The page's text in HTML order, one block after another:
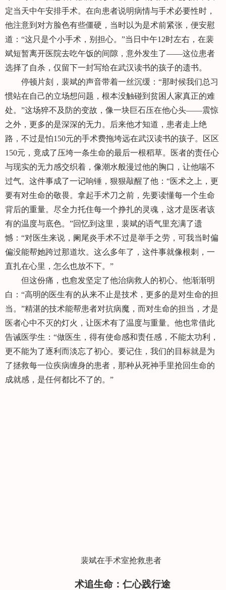
定当天中午安排手术。在向患者说明病情与手术必要性时，
他注意到对方脸色有些僵硬，当时以为是术前紧张，便安慰
道：“这只是个小手术，别担心。”当日中午12时左右，在裴
斌短暂离开医院去吃午饭的间隙，意外发生了——这位患者
选择了自杀，仅留下一封写给在武汉读书的孩子的遗书。
停顿片刻，裴斌的声音带着一丝沉缓：“那时候我们总习
惯站在自己的立场想问题，根本没触碰到贫困人家真正的难
处。”这场猝不及防的变故，像一块巨石压在他心头——震惊
之外，更多的是深深的无力。后来他才知道，患者走上绝
路，不过是怕150元的手术费拖垮远在武汉读书的孩子。区区
150元，竟成了压垮一条生命的最后一根稻草。医者的责任心
与现实的无力感交织着，像潮水般漫过他的胸口，让他喘不
过气。这件事成了一记响锤，狠狠敲醒了他：“医术之上，更
要有对生命的敬畏。拿起手术刀之前，先要读懂每一个生命
背后的重量。尽全力托住每一个挣扎的灵魂，这才是医者该
有的温度与底色。”回忆到这里，裴斌的语气里充满了遗
憾：“对医生来说，阑尾炎手术不过是举手之劳，可我当时偏
偏没能帮她跨过那道坎。这么多年了，这件事就像根刺，一
直扎在心里，怎么也放不下。”
但这份痛，也愈发坚定了他治病救人的初心。他渐渐明
白：“高明的医生有的从来不止是技术，更多的是对生命的担
当。”精湛的技术能帮患者对抗病魔，而对生命的担当，才是
医者心中不灭的灯火，让医术有了温度与重量。他也常借此
告诫医学生：“做医生，得有使命感和责任感，不能太功利，
更不能为了逐利而淡忘了初心。要记住，我们的目标就是为
了拯救每一位疾病缠身的患者，那种从死神手里抢回生命的
成就感，是任何都比不了的。”
裴斌在手术室抢救患者
术追生命：仁心践行途